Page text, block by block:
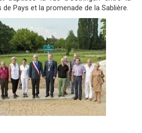
de Pays et la promenade de la Sablière.